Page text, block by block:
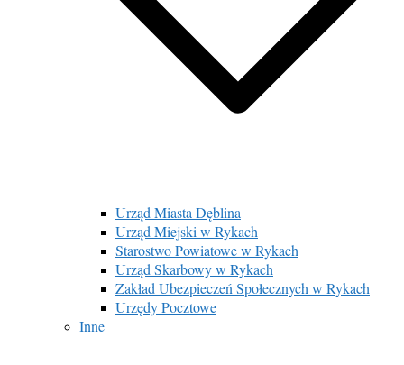
Urząd Miasta Dęblina
Urząd Miejski w Rykach
Starostwo Powiatowe w Rykach
Urząd Skarbowy w Rykach
Zakład Ubezpieczeń Społecznych w Rykach
Urzędy Pocztowe
Inne